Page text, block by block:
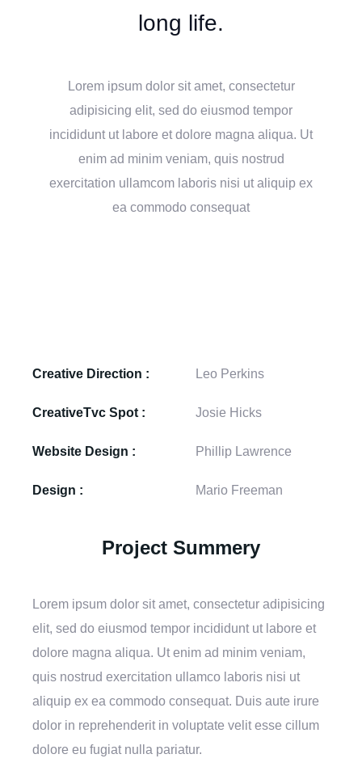
long life.
Lorem ipsum dolor sit amet, consectetur
adipisicing elit, sed do eiusmod tempor
incididunt ut labore et dolore magna aliqua. Ut
enim ad minim veniam, quis nostrud
exercitation ullamcom laboris nisi ut aliquip ex
ea commodo consequat
Creative Direction :
CreativeTvc Spot :
Website Design :
Design :
Leo Perkins
Josie Hicks
Phillip Lawrence
Mario Freeman
Project Summery
Lorem ipsum dolor sit amet, consectetur adipisicing
elit, sed do eiusmod tempor incididunt ut labore et
dolore magna aliqua. Ut enim ad minim veniam,
quis nostrud exercitation ullamco laboris nisi ut
aliquip ex ea commodo consequat. Duis aute irure
dolor in reprehenderit in voluptate velit esse cillum
dolore eu fugiat nulla pariatur.